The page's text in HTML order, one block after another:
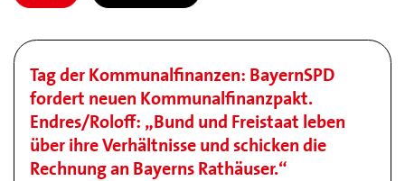
Tag der Kommunalfinanzen: BayernSPD
fordert neuen Kommunalfinanzpakt.
Endres/Roloff: „Bund und Freistaat leben
über ihre Verhältnisse und schicken die
Rechnung an Bayerns Rathäuser.“